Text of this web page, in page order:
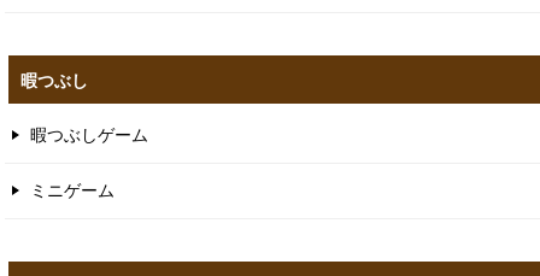
暇つぶし
暇つぶしゲーム
ミニゲーム